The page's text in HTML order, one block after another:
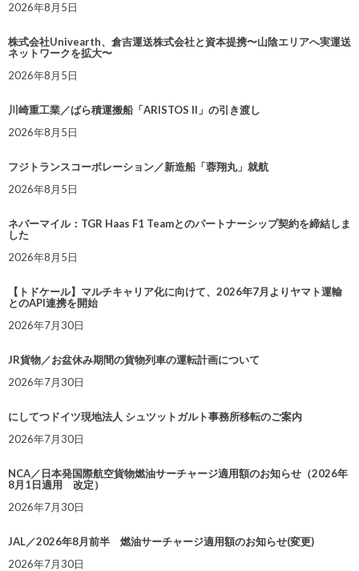
2026年8月5日
株式会社Univearth、倉吉運送株式会社と資本提携〜山陰エリアへ実運送
ネットワークを拡大〜
2026年8月5日
川崎重工業／ばら積運搬船「ARISTOS II」の引き渡し
2026年8月5日
フジトランスコーポレーション／新造船「蓉翔丸」就航
2026年8月5日
ネバーマイル：TGR Haas F1 Teamとのパートナーシップ契約を締結しま
した
2026年8月5日
【トドケール】マルチキャリア化に向けて、2026年7月よりヤマト運輸
とのAPI連携を開始
2026年7月30日
JR貨物／お盆休み期間の貨物列車の運転計画について
2026年7月30日
にしてつドイツ現地法人 シュツットガルト事務所移転のご案内
2026年7月30日
NCA／日本発国際航空貨物燃油サーチャージ適用額のお知らせ（2026年
8月1日適用 改定）
2026年7月30日
JAL／2026年8月前半 燃油サーチャージ適用額のお知らせ(変更)
2026年7月30日